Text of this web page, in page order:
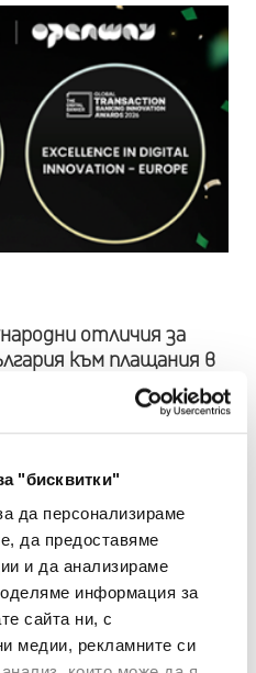
"бисквитки"
да персонализираме
да предоставяме
и да анализираме
информация за
сайта ни, с
медии, рекламните си
отличия за
към плащания в
в категориите